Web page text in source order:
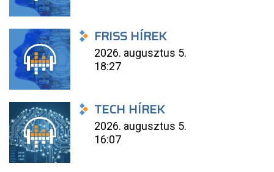
FRISS HÍREK
2026. augusztus 5.
18:27
TECH HÍREK
2026. augusztus 5.
16:07